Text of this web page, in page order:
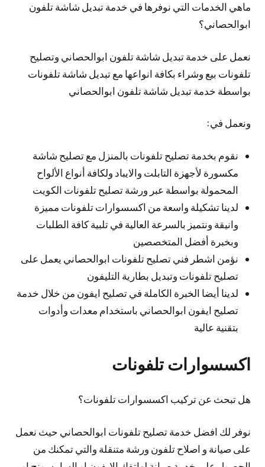
ماهي الخدمات التي نوفرها في خدمة تبديل شاشة تلفون
ابوالحصاني؟
نعمل على خدمة تبديل شاشة تلفون ابوالحصاني وتصليح
تلفونات بيع وشراء بكافة انواعها مع تبديل شاشة تلفونات
بواسطة خدمة تبديل شاشة تلفون ابوالحصاني
ونعمل في:
نقوم بخدمة تصليح تلفونات بالمنزل مع تصليح شاشة
مكسورة لأجهزة التابلت والايباد ولكافة أنواع الألواح
المحمولة بواسطة عبر ورشة تصليح تلفونات الكويت
لدينا تشكيلة واسعة من اكسسوارات تلفونات مميزة
وانيقة ونتميز بالسرعة العالية في تلبية كافة الطلبات
وبخبرة أفضل المتخصصين
نؤمن اشطر فني تصليح تلفونات ابوالحصاني يعمل على
تصليح تلفونات وتبديل بطارية التليفون
لدينا أيضا الخبرة الكاملة في تصليح ايفون من خلال خدمة
تصليح ايفون ابوالحصاني باستخدام معدات وأدوات
بتقنية عالية
اكسسوارات تلفونات
هل تبحث عن تركيب اكسسوارات تلفونات؟
نوفر لك افضل خدمة تصليح تلفونات ابوالحصاني حيث نعمل
على صيانة و اصلاح تلفون ورشة متنقلة والتي تمكنك من